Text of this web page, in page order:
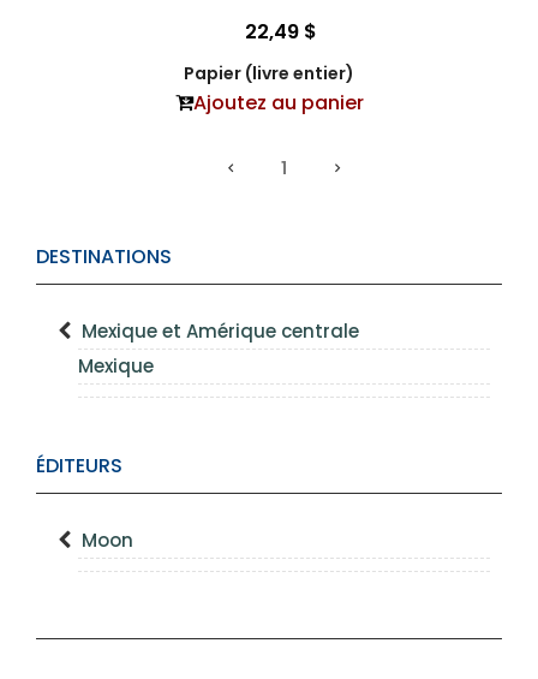
DESTINATIONS
Mexique et Amérique centrale
Mexique
ÉDITEURS
Moon
22,49 $
Papier (livre entier)
Ajoutez au panier
1